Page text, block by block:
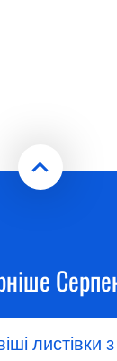
листівки